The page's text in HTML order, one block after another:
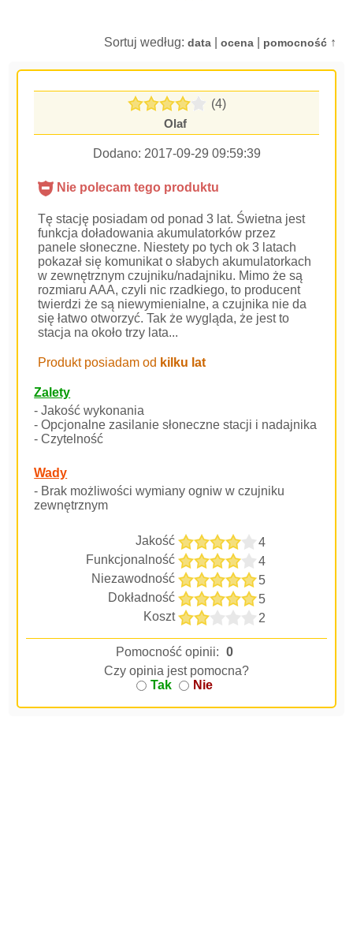
Sortuj według: data| ocena| pomocność↑
(4)
Olaf
Dodano: 2017-09-29 09:59:39
Nie polecam tego produktu
Tę stację posiadam od ponad 3 lat. Świetna jest
funkcja doładowania akumulatorków przez
panele słoneczne. Niestety po tych ok 3 latach
pokazał się komunikat o słabych akumulatorkach
w zewnętrznym czujniku/nadajniku. Mimo że są
rozmiaru AAA, czyli nic rzadkiego, to producent
twierdzi że są niewymienialne, a czujnika nie da
się łatwo otworzyć. Tak że wygląda, że jest to
stacja na około trzy lata...
Produkt posiadam od kilku lat
Zalety
- Jakość wykonania
- Opcjonalne zasilanie słoneczne stacji i nadajnika
- Czytelność
Wady
- Brak możliwości wymiany ogniw w czujniku
zewnętrznym
Jakość
4
Funkcjonalność
4
Niezawodność
5
Dokładność
5
Koszt
2
Pomocność opinii: 0
Czy opinia jest pomocna?
Tak
Nie